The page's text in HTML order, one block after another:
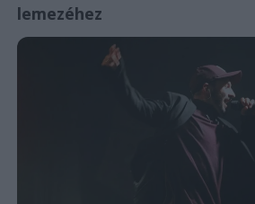
lemezéhez